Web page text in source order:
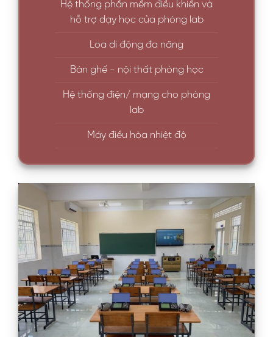
Hệ thống phần mềm điều khiển và
hỗ trợ dạy học của phòng lab
Loa di động đa năng
Bàn ghế - nội thất phòng học
Hệ thống điện/ mạng cho phòng
lab
Máy điều hòa nhiệt độ